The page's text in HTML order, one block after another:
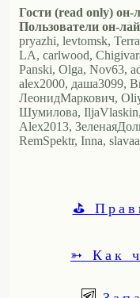
Гости (read only) он-
Пользователи он-
pryazhi, levtomsk,
LA, carlwood,
Panski, Olga, Nov63,
alex2000, даша3099,
ЛеонидМаркович,
Шумилова,
Alex2013,
RemSpektr, Inna,
⛳
➳ Как